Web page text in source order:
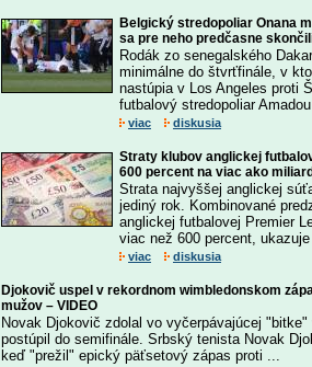
Belgický stredopoliar Onana
sa pre neho predčasne
Rodák zo senegalského
minimálne do štvrťfinále, v
nastúpia v Los Angeles proti
futbalový stredopoliar
viac diskusia
Straty klubov anglickej
600 percent na viac ako
Strata najvyššej anglickej
jediný rok. Kombinované
anglickej futbalovej Premier
viac než 600 percent,
viac diskusia
Djokovič uspel v rekordnom wimbledonskom
mužov – VIDEO
Novak Djokovič zdolal vo vyčerpávajúcej
postúpil do semifinále. Srbský tenista Novak
keď "prežil" epický päťsetový zápas proti ...